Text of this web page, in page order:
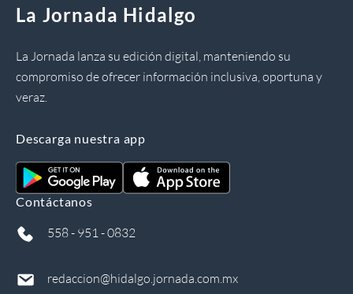
La Jornada Hidalgo
La Jornada lanza su edición digital, manteniendo su
compromiso de ofrecer información inclusiva, oportuna y
veraz.
Descarga nuestra app
Contáctanos
558 - 951 - 0832
redaccion@hidalgo.jornada.com.mx